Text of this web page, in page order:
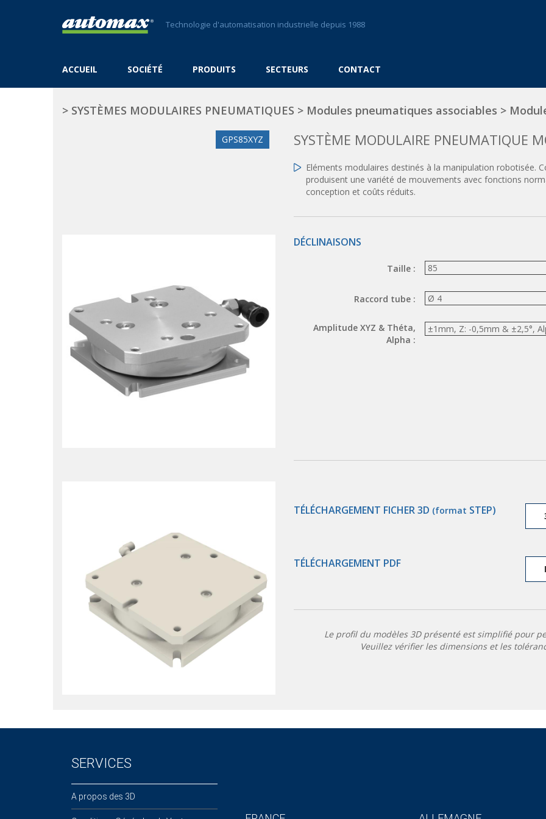
Technologie d'automatisation industrielle depuis 1988
ACCUEIL SOCIÉTÉ PRODUITS SECTEURS CONTACT
> SYSTÈMES MODULAIRES PNEUMATIQUES > Modules pneumatiques associables >
GPS85XYZ SYSTÈME MODULAIRE PNEUMATIQUE
Eléments modulaires destinés à la manipulation robotisée.
produisent une variété de mouvements avec fonctions
conception et coûts réduits.
DÉCLINAISONS
Taille :
Raccord tube :
Amplitude XYZ & Théta,
Alpha :
TÉLÉCHARGEMENT FICHER 3D (format STEP)
TÉLÉCHARGEMENT PDF
Le profil du modèles 3D présenté est simplifié pour
Veuillez vérifier les dimensions et les
SERVICES
A propos des 3D